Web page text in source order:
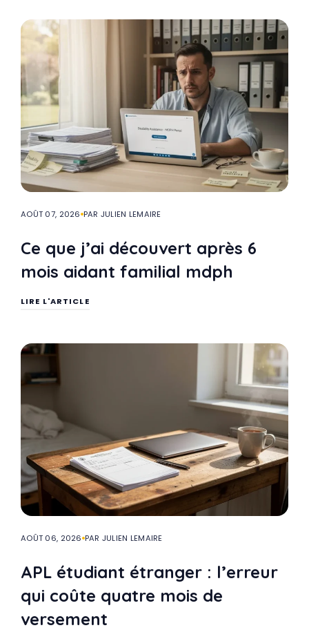
AOÛT 07, 2026 PAR JULIEN LEMAIRE
Ce que j’ai découvert après 6
mois aidant familial mdph
LIRE L'ARTICLE
AOÛT 06, 2026 PAR JULIEN LEMAIRE
APL étudiant étranger : l’erreur
qui coûte quatre mois de
versement